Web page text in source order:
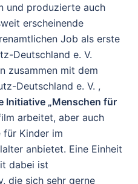
und produzierte auch
erscheinende
Job als erste
Deutschland e. V.
zusammen mit dem
Deutschland e. V. ,
Initiative „Menschen für
arbeitet, aber auch
für Kinder im
anbietet. Eine Einheit
dabei ist
die sich sehr gerne